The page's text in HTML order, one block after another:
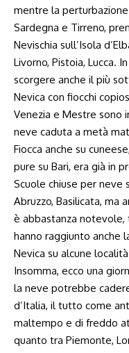
mentre la
Sardegna e Tirreno,
Nevischia sull’Isola
Livorno, Pistoia, Lucca.
scorgere anche il più
Nevica con fiocchi
Venezia e Mestre sono
neve caduta a metà
Fiocca anche su
pure su Bari, era già in
Scuole chiuse per neve
Abruzzo, Basilicata, ma
è abbastanza notevole,
hanno raggiunto anche
Nevica su alcune
Insomma, ecco una
la neve potrebbe
d’Italia, il tutto come
maltempo e di freddo
quanto tra Piemonte,